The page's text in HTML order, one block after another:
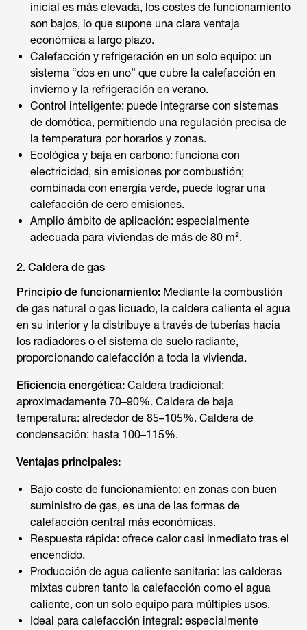
inicial es más elevada, los costes de funcionamiento
son bajos, lo que supone una clara ventaja
económica a largo plazo.
Calefacción y refrigeración en un solo equipo: un
sistema “dos en uno” que cubre la calefacción en
invierno y la refrigeración en verano.
Control inteligente: puede integrarse con sistemas
de domótica, permitiendo una regulación precisa de
la temperatura por horarios y zonas.
Ecológica y baja en carbono: funciona con
electricidad, sin emisiones por combustión;
combinada con energía verde, puede lograr una
calefacción de cero emisiones.
Amplio ámbito de aplicación: especialmente
adecuada para viviendas de más de 80 m².
2. Caldera de gas
Principio de funcionamiento: Mediante la combustión
de gas natural o gas licuado, la caldera calienta el agua
en su interior y la distribuye a través de tuberías hacia
los radiadores o el sistema de suelo radiante,
proporcionando calefacción a toda la vivienda.
Eficiencia energética: Caldera tradicional:
aproximadamente 70–90%. Caldera de baja
temperatura: alrededor de 85–105%. Caldera de
condensación: hasta 100–115%.
Ventajas principales:
Bajo coste de funcionamiento: en zonas con buen
suministro de gas, es una de las formas de
calefacción central más económicas.
Respuesta rápida: ofrece calor casi inmediato tras el
encendido.
Producción de agua caliente sanitaria: las calderas
mixtas cubren tanto la calefacción como el agua
caliente, con un solo equipo para múltiples usos.
Ideal para calefacción integral: especialmente